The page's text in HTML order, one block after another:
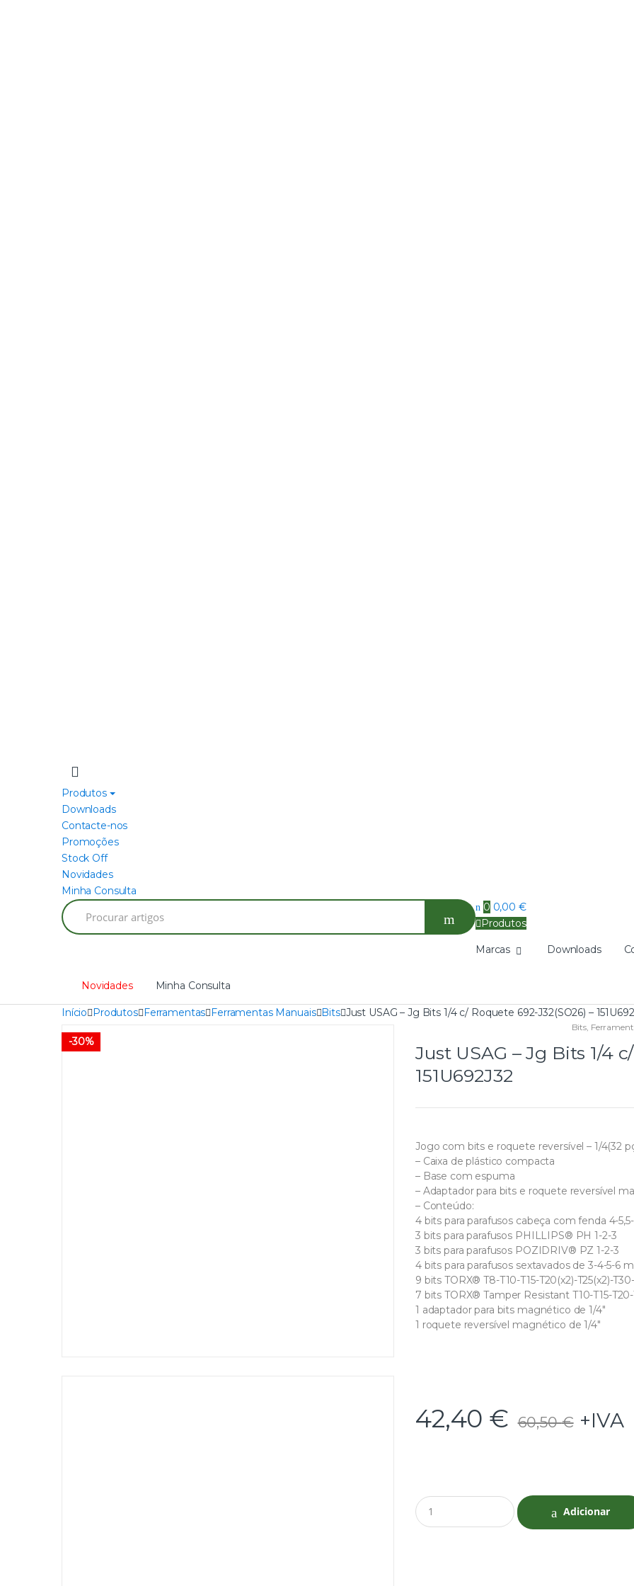
Produtos
Downloads
Contacte-nos
Promoções
Stock Off
Novidades
Minha Consulta
Search
for:
0 0,00 €
Produtos
Marcas Downloads
Novidades Minha Consulta
Início Produtos Ferramentas Ferramentas Manuais Bits Just USAG – Jg Bits 1/4 c/ Roquete 692-J32(SO26) –
-30%
Bits
Just USAG – Jg Bits 1/4
151U692J32
Jogo com bits e roquete reversível – 1/4(32
– Caixa de plástico compacta
– Base com espuma
– Adaptador para bits e roquete reversível
– Conteúdo:
4 bits para parafusos cabeça com fenda 4-
3 bits para parafusos PHILLIPS® PH 1-2-3
3 bits para parafusos POZIDRIV® PZ 1-2-3
4 bits para parafusos sextavados de 3-4-5-6
9 bits TORX® T8-T10-T15-T20(x2)-T25(x2)-
7 bits TORX® Tamper Resistant T10-T15-T20-
1 adaptador para bits magnético de 1/4″
1 roquete reversível magnético de 1/4″
42,40 € 60,50€ +IVA
Q
u
Adicionar